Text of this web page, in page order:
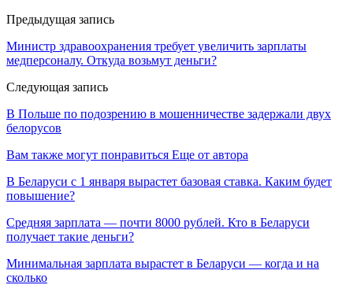
Предыдущая запись
Министр здравоохранения требует увеличить зарплаты
медперсоналу. Откуда возьмут деньги?
Следующая запись
В Польше по подозрению в мошенничестве задержали двух
белорусов
Вам также могут понравиться Еще от автора
В Беларуси с 1 января вырастет базовая ставка. Каким будет
повышение?
Средняя зарплата — почти 8000 рублей. Кто в Беларуси
получает такие деньги?
Минимальная зарплата вырастет в Беларуси — когда и на
сколько